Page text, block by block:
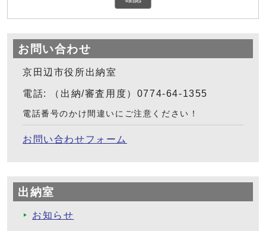
お問い合わせ
京田辺市役所出納室
電話: （出納/審査用度）0774-64-1355
電話番号のかけ間違いにご注意ください！
お問い合わせフォーム
出納室
お知らせ